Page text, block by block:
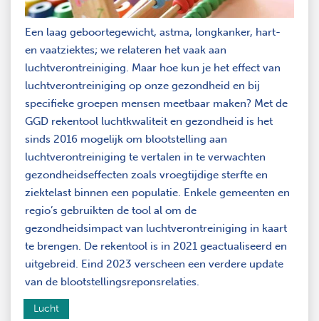
Een laag geboortegewicht, astma, longkanker, hart-
en vaatziektes; we relateren het vaak aan
luchtverontreiniging. Maar hoe kun je het effect van
luchtverontreiniging op onze gezondheid en bij
specifieke groepen mensen meetbaar maken? Met de
GGD rekentool luchtkwaliteit en gezondheid is het
sinds 2016 mogelijk om blootstelling aan
luchtverontreiniging te vertalen in te verwachten
gezondheidseffecten zoals vroegtijdige sterfte en
ziektelast binnen een populatie. Enkele gemeenten en
regio’s gebruikten de tool al om de
gezondheidsimpact van luchtverontreiniging in kaart
te brengen. De rekentool is in 2021 geactualiseerd en
uitgebreid. Eind 2023 verscheen een verdere update
van de blootstellingsreponsrelaties.
Lucht